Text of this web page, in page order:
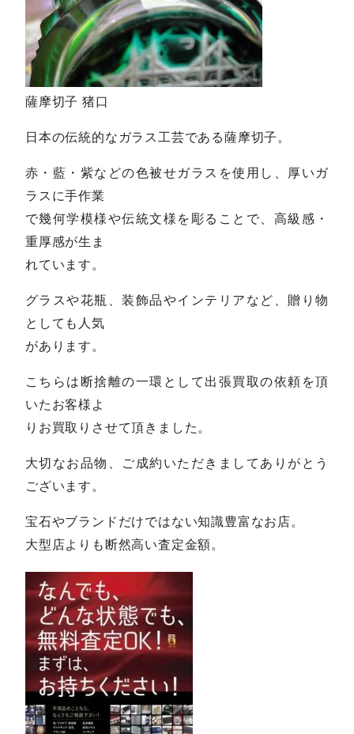
薩摩切子 猪口
日本の伝統的なガラス工芸である薩摩切子。
赤・藍・紫などの色被せガラスを使用し、厚いガ
ラスに手作業
で幾何学模様や伝統文様を彫ることで、高級感・
重厚感が生ま
れています。
グラスや花瓶、装飾品やインテリアなど、贈り物
としても人気
があります。
こちらは断捨離の一環として出張買取の依頼を頂
いたお客様よ
りお買取りさせて頂きました。
大切なお品物、ご成約いただきましてありがとう
ございます。
宝石やブランドだけではない知識豊富なお店。
大型店よりも断然高い査定金額。